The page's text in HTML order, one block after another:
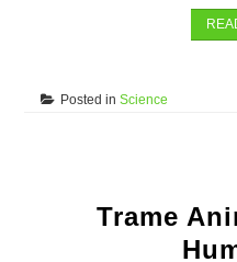
Posted inScience
Trame